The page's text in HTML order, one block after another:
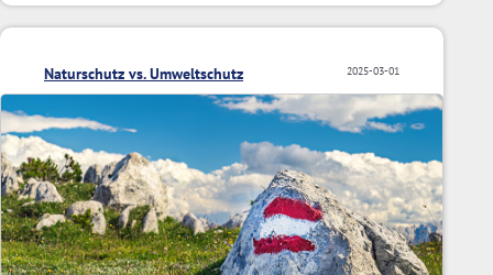
2025-03-01
Naturschutz vs. Umweltschutz